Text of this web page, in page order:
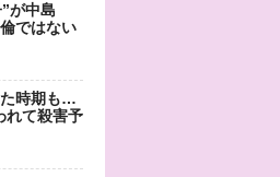
が中島
ではない
た時期も…
れて殺害予